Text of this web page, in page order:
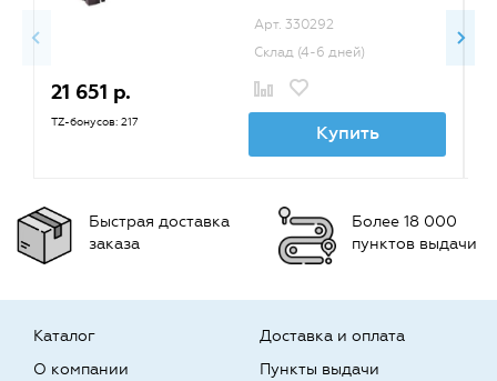
Арт. 330292
Склад (4-6 дней)
21 651 р.
TZ-бонусов: 217 Купить
Быстрая доставка
заказа
Более 18 000
пунктов выдачи
Каталог
О компании
Доставка и оплата
Пункты выдачи